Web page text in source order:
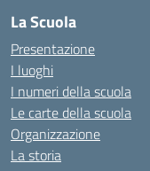
La Scuola
Presentazione
I luoghi
I numeri della scuola
Le carte della scuola
Organizzazione
La storia